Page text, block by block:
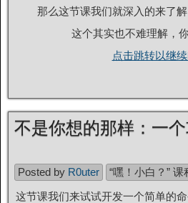
那么这节课我们就深入的来了解
这个其实也不难理解，
点击跳转以继
不是你想的那样：一
Posted by R0uter
“嘿！小白？” 课
这节课我们来试试开发一个简单的